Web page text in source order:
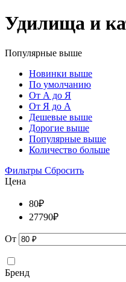
Удилища и
Популярные выше
Новинки выше
По умолчанию
От А до Я
От Я до А
Дешевые выше
Дорогие выше
Популярные выше
Количество больше
Фильтры Сбросить
Цена
80₽
27790₽
От
Бренд